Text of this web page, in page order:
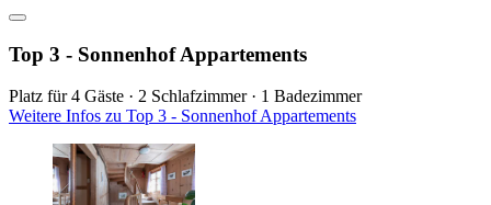
Top 3 - Sonnenhof Appartements
Platz für 4 Gäste · 2 Schlafzimmer · 1 Badezimmer
Weitere Infos zu Top 3 - Sonnenhof Appartements